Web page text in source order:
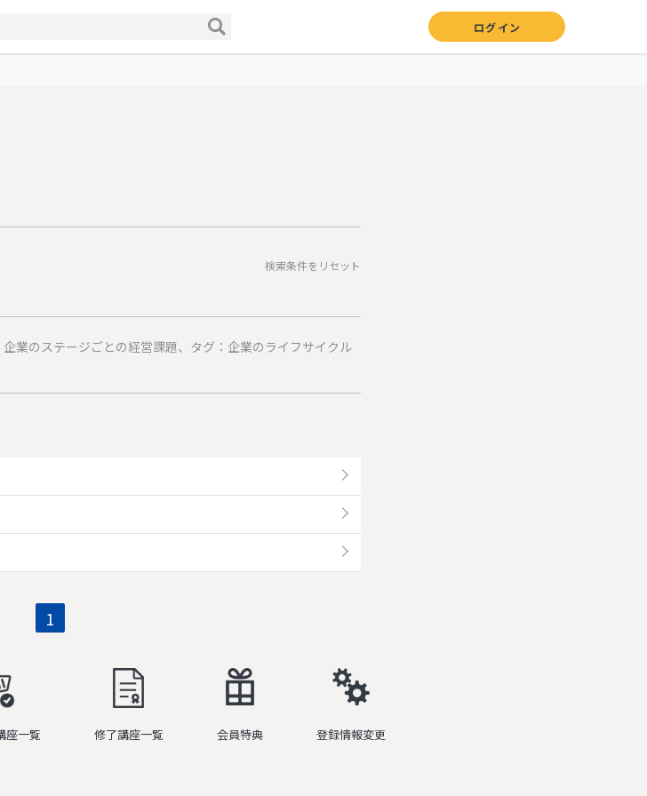
ログイン
検索条件をリセット
企業のステージごとの経営課題、タグ：企業のライフサイクル
1
座一覧 修了講座一覧 会員特典 登録情報変更